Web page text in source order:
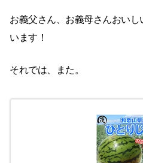
お義父さん、お義母さんおい
います！
それでは、また。